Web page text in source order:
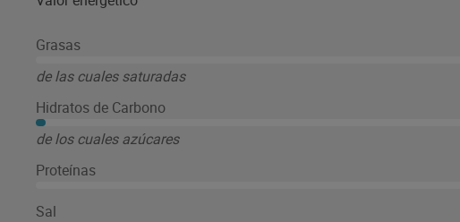
Grasas
de las cuales saturadas
Hidratos de Carbono
de los cuales azúcares
Proteínas
Sal